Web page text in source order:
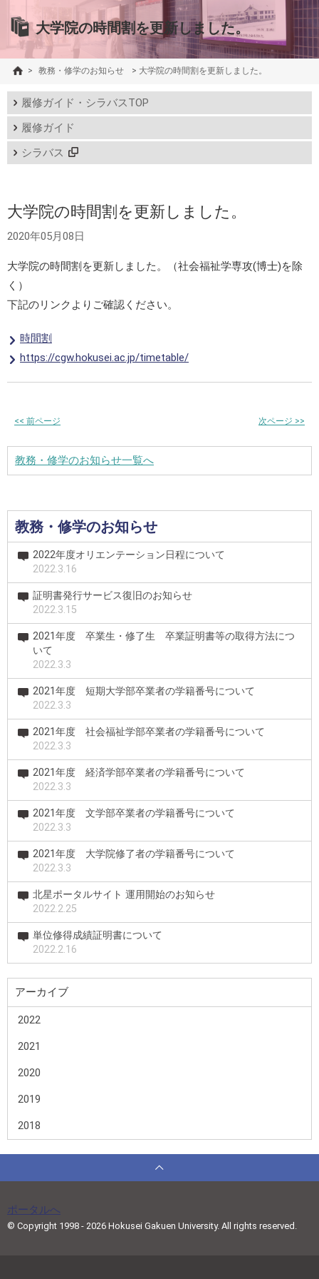
大学院の時間割を更新しました。
> 教務・修学のお知らせ > 大学院の時間割を更新しました。
履修ガイド・シラバスTOP
履修ガイド
シラバス
大学院の時間割を更新しました。
2020年05月08日
大学院の時間割を更新しました。（社会福祉学専攻(博士)を除
く）
下記のリンクよりご確認ください。
時間割
https://cgw.hokusei.ac.jp/timetable/
<< 前ページ 次ページ >>
教務・修学のお知らせ一覧へ
教務・修学のお知らせ
2022年度オリエンテーション日程について
2022.3.16
証明書発行サービス復旧のお知らせ
2022.3.15
2021年度 卒業生・修了生 卒業証明書等の取得方法につ
いて
2022.3.3
2021年度 短期大学部卒業者の学籍番号について
2022.3.3
2021年度 社会福祉学部卒業者の学籍番号について
2022.3.3
2021年度 経済学部卒業者の学籍番号について
2022.3.3
2021年度 文学部卒業者の学籍番号について
2022.3.3
2021年度 大学院修了者の学籍番号について
2022.3.3
北星ポータルサイト 運用開始のお知らせ
2022.2.25
単位修得成績証明書について
2022.2.16
アーカイブ
2022
2021
2020
2019
2018
ポータルへ
© Copyright 1998 - 2026 Hokusei Gakuen University. All rights reserved.